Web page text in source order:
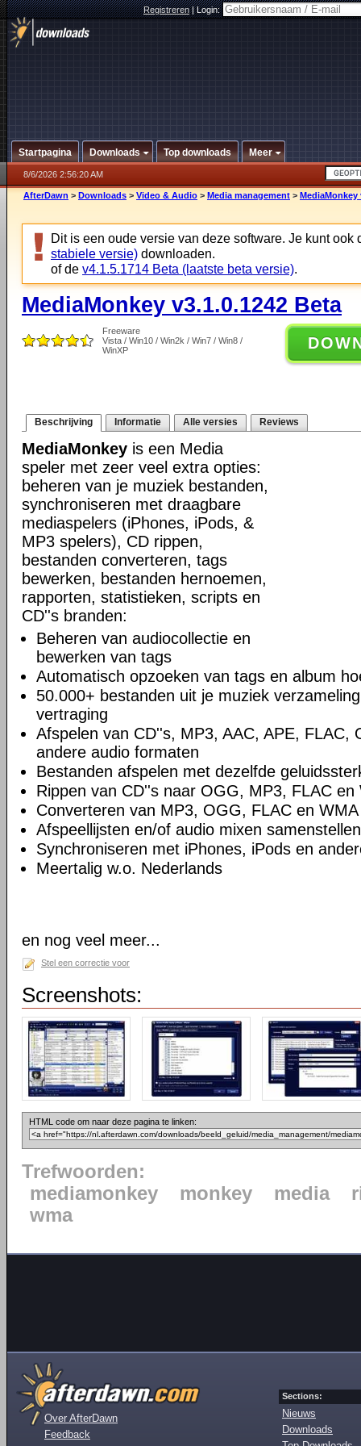
Registreren|Login:
Startpagina Downloads Top downloads Meer
8/6/2026 2:56:20 AM
AfterDawn > Downloads > Video & Audio > Media management > MediaMonkey
Dit is een oude versie van deze software. Je kunt ook
stabiele versie) downloaden.
of de v4.1.5.1714 Beta (laatste beta versie).
MediaMonkey v3.1.0.1242 Beta
Freeware
Vista / Win10 / Win2k / Win7 / Win8 /
WinXP
Beschrijving Informatie Alle versies Reviews
MediaMonkey is een Media
speler met zeer veel extra opties:
beheren van je muziek bestanden,
synchroniseren met draagbare
mediaspelers (iPhones, iPods, &
MP3 spelers), CD rippen,
bestanden converteren, tags
bewerken, bestanden hernoemen,
rapporten, statistieken, scripts en
CD''s branden:
Beheren van audiocollectie en
bewerken van tags
Automatisch opzoeken van tags en album
50.000+ bestanden uit je muziek
vertraging
Afspelen van CD''s, MP3, AAC, APE, FLAC,
andere audio formaten
Bestanden afspelen met dezelfde
Rippen van CD''s naar OGG, MP3, FLAC en
Converteren van MP3, OGG, FLAC en WMA
Afspeellijsten en/of audio mixen samenstellen
Synchroniseren met iPhones, iPods en
Meertalig w.o. Nederlands
en nog veel meer...
Stel een correctie voor
Screenshots:
HTML code om naar deze pagina te linken:
Trefwoorden:
mediamonkey
monkey media
wma
Over AfterDawn
Feedback
Sections:
Nieuws
Downloads